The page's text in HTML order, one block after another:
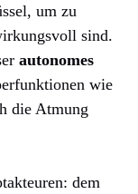
um zu
sind.
autonomes
wie
die Atmung
dem